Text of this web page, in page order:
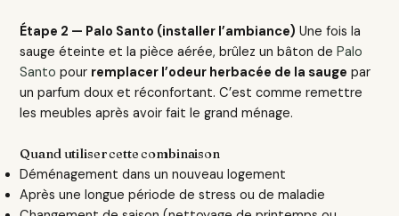
Étape 2 — Palo Santo (installer l’ambiance) Une fois la
sauge éteinte et la pièce aérée, brûlez un bâton dePalo
Santo pour remplacer l’odeur herbacée de la sauge par
un parfum doux et réconfortant. C’est comme remettre
les meubles après avoir fait le grand ménage.
Quand utiliser cette combinaison
Déménagement dans un nouveau logement
Après une longue période de stress ou de maladie